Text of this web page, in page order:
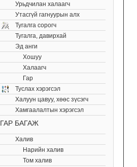
Урьдчилан халаагч
Утасгүй гагнуурын алх
Тугалга сорогч
Тугалга, давирхай
Эд анги
Хошуу
Халаагч
Гар
Туслах хэрэгсэл
Халуун цавуу, хөөс зүсэгч
Хамгаалалтын хэрэгсэл
ГАР БАГАЖ
Халив
Нарийн халив
Том халив